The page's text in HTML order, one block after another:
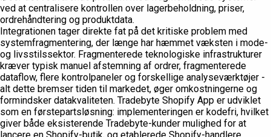
ved at centralisere kontrollen over lagerbeholdning, priser,
ordrehåndtering og produktdata.
Integrationen tager direkte fat på det kritiske problem med
systemfragmentering, der længe har hæmmet væksten i mode-
og livsstilssektor. Fragmenterede teknologiske infrastrukturer
kræver typisk manuel afstemning af ordrer, fragmenterede
dataflow, flere kontrolpaneler og forskellige analyseværktøjer -
alt dette bremser tiden til markedet, øger omkostningerne og
formindsker datakvaliteten. Tradebyte Shopify App er udviklet
som en førstepartsløsning: implementeringen er kodefri, hvilket
giver både eksisterende Tradebyte-kunder mulighed for at